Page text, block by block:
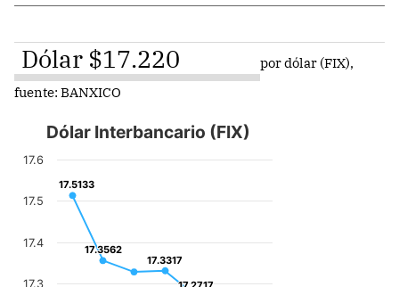
Dólar $17.220
por dólar (FIX),
fuente: BANXICO